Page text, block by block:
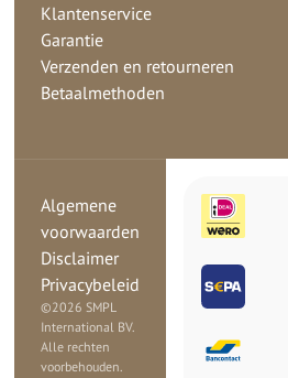
Klantenservice
Garantie
Verzenden en retourneren
Betaalmethoden
Algemene
voorwaarden
Disclaimer
Privacybeleid
©2026 SMPL
International BV.
Alle rechten
voorbehouden.